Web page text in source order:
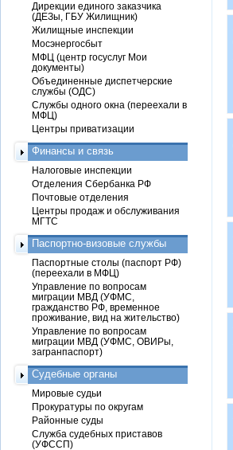
Дирекции единого заказчика
(ДЕЗы, ГБУ Жилищник)
Жилищные инспекции
Мосэнергосбыт
МФЦ (центр госуслуг Мои
документы)
Объединенные диспетчерские
службы (ОДС)
Службы одного окна (переехали в
МФЦ)
Центры приватизации
Финансы и связь
Налоговые инспекции
Отделения Сбербанка РФ
Почтовые отделения
Центры продаж и обслуживания
МГТС
Паспортно-визовые службы
Паспортные столы (паспорт РФ)
(переехали в МФЦ)
Управление по вопросам
миграции МВД (УФМС,
гражданство РФ, временное
проживание, вид на жительство)
Управление по вопросам
миграции МВД (УФМС, ОВИРы,
загранпаспорт)
Судебные органы
Мировые судьи
Прокуратуры по округам
Районные суды
Служба судебных приставов
(УФССП)